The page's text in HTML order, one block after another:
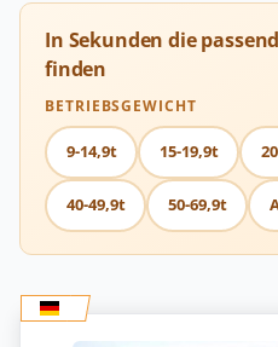
In Sekunden die
finden
BETRIEBSGEWICHT
9-14,9t 15-19,9t
40-49,9t 50-69,9t